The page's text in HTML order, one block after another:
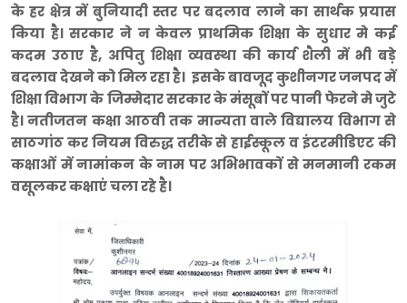
के हर क्षेत्र में बुनियादी स्तर पर बदलाव लाने का सार्थक प्रयास
किया है। सरकार ने न केवल प्राथमिक शिक्षा के सुधार मे कई
कदम उठाए है, अपितु शिक्षा व्यवस्था की कार्य शैली में भी बड़े
बदलाव देखने को मिल रहा है। इसके बावजूद कुशीनगर जनपद में
शिक्षा विभाग के जिम्मेदार सरकार के मंसूबों पर पानी फेरने मे जुटे
है। नतीजतन कक्षा आठवी तक मान्यता वाले विद्यालय विभाग से
साठगांठ कर नियम विरुद्ध तरीके से हाईस्कूल व इंटरमीडिएट की
कक्षाओं में नामांकन के नाम पर अभिभावकों से मनमानी रकम
वसूलकर कक्षाएं चला रहे है।